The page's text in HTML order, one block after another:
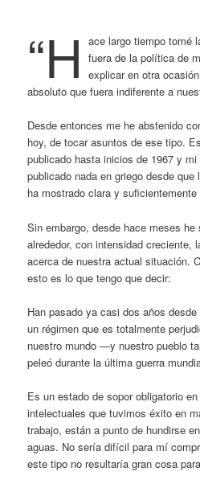
“H
ace largo tiempo tomé
fuera de la política de
explicar en otra
absoluto que fuera indiferente a
Desde entonces me he abstenido
hoy, de tocar asuntos de ese tipo.
publicado hasta inicios de 1967 y
publicado nada en griego desde
ha mostrado clara y
Sin embargo, desde hace meses
alrededor, con intensidad creciente,
acerca de nuestra actual situación.
esto es lo que tengo que decir:
Han pasado ya casi dos años
un régimen que es totalmente
nuestro mundo ―y nuestro pueblo
peleó durante la última guerra
Es un estado de sopor obligatorio
intelectuales que tuvimos éxito en
trabajo, están a punto de hundirse
aguas. No sería difícil para mí
este tipo no resultaría gran cosa